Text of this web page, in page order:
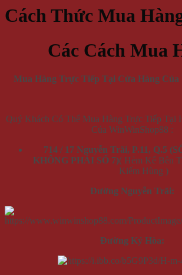
Cách Thức Mua
Các Cách Mua
Mua Hàng Trực Tiếp Tại Cửa Hàng Của
Quý Khách Có Thể Mua Hàng Trực Tiếp Tại
Của WinWinShop88 :
714 / 17 Nguyễn Trãi, P.11, Q.5
KHÔNG PHẢI SỐ 7)( Hẻm Kế Bên
Kiếm Hùng )
Đường Nguyễn Trãi:
Đường Ký Hòa: